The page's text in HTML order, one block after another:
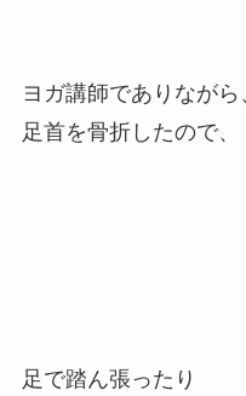
ヨガ講師でありながら
足首を骨折したので、
足で踏ん張ったり